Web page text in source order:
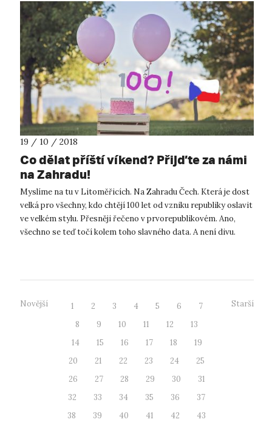
19 / 10 / 2018
Co dělat příští víkend? Přijďte za námi
na Zahradu!
Myslíme na tu v Litoměřicích. Na Zahradu Čech. Která je dost
velká pro všechny, kdo chtějí 100 let od vzniku republiky oslavit
ve velkém stylu. Přesněji řečeno v prvorepublikovém. Ano,
všechno se teď točí kolem toho slavného data. A není divu.
Novější 1 2 3 4 5 6
7
8
9 10 11 12
13
14
15 16 17 18
19
20
21 22 23 24
25
26
27 28 29 30
31
32
33 34 35 36
37
38
39 40 41 42 43
Starší